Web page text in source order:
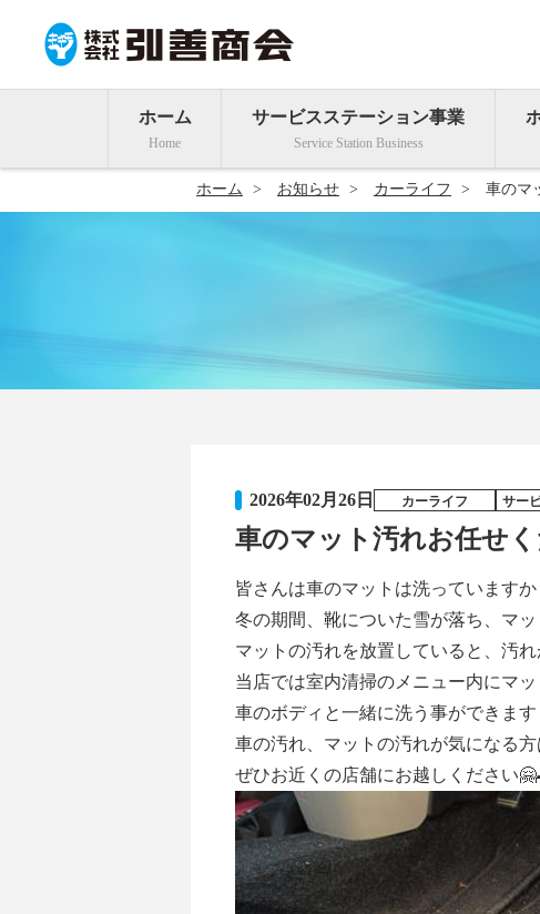
ホーム サービスステーション事業
ホーム お知らせ カーライフ 車のマ
2026年02月26日 カーライフ サー
車のマット汚れお任せ
皆さんは車のマットは洗っていますか
冬の期間、靴についた雪が落ち、マ
マットの汚れを放置していると、汚
当店では室内清掃のメニュー内にマ
車のボディと一緒に洗う事ができます
車の汚れ、マットの汚れが気になる方
ぜひお近くの店舗にお越しください